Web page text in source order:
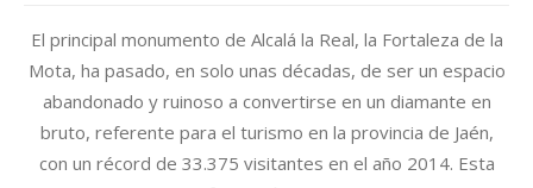
El principal monumento de Alcalá la Real, la Fortaleza de la
Mota, ha pasado, en solo unas décadas, de ser un espacio
abandonado y ruinoso a convertirse en un diamante en
bruto, referente para el turismo en la provincia de Jaén,
con un récord de 33.375 visitantes en el año 2014. Esta